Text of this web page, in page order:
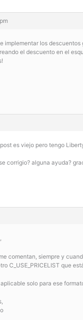
implementar los descuentos
el descuento en el
es viejo pero tengo
corrigio? alguna ayuda?
comentan, siempre y
C_USE_PRICELIST que
solo para ese